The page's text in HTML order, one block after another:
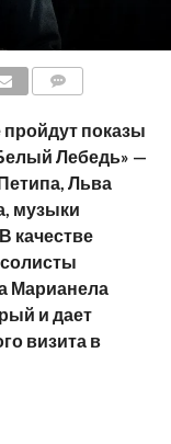
показы
Лебедь» —
Льва
музыки
качестве
Марианела
и дает
визита в